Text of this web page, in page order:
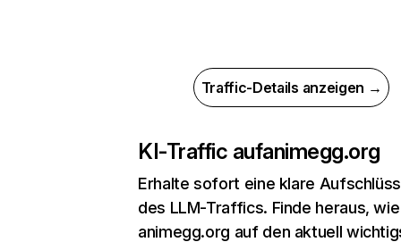
Traffic-Details anzeigen →
KI-Traffic aufanimegg.org
Erhalte sofort eine klare
des LLM-Traffics. Finde heraus, wie
animegg.org auf den aktuell